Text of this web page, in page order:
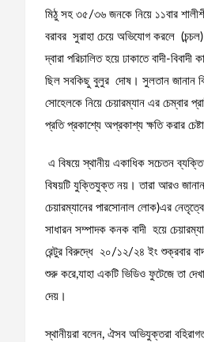
মিঠু সহ ৩৫/৩৬ জনকে নিয়ে ১১বার
বরাবর সুরাহা চেয়ে অভিযোগ করলে
দ্বারা পরিচালিত হয়ে ঢাকাতে বাদী-
ছিল সবকিছু বুলুর দোষ। সুলতান জানান
সোহেলকে নিয়ে চেয়ারম্যান এর চেম্বার
প্রতি প্রকাশ্যে অপ্রকাশ্য ক্ষতি করার
এ বিষয়ে স্থানীয় একাধিক সচেতন
বিষয়টি যুক্তিযুক্ত নয়। তারা আরও
চেয়ারম্যানের পারসোনাল লোক)এর
সাধারন সম্পাদক কনক বাদী হয়ে
রেন্টুর বিরুদ্ধে ২০/১২/২৪ ইং শুক্রবার বাদ
শুরু করে,যাহা একটি ভিডিও ফুটেজে তা
দেয়।
স্থানীয়রা বলেন, ঐসব অভিযুক্তরা